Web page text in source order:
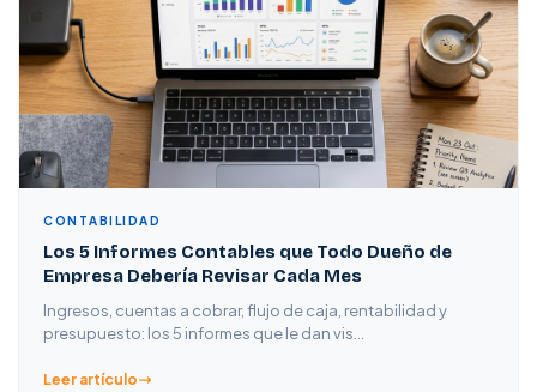
CONTABILIDAD
Los 5 Informes Contables que Todo Dueño de
Empresa Debería Revisar Cada Mes
Ingresos, cuentas a cobrar, flujo de caja, rentabilidad y
presupuesto: los 5 informes que le dan vis…
Leer artículo